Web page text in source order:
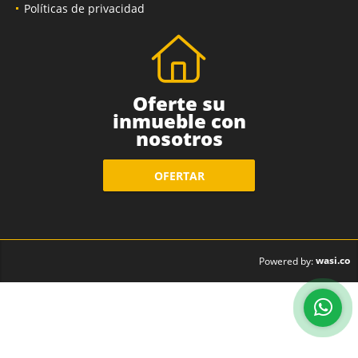
Políticas de privacidad
Oferte su
inmueble con
nosotros
OFERTAR
Powered by:wasi.co